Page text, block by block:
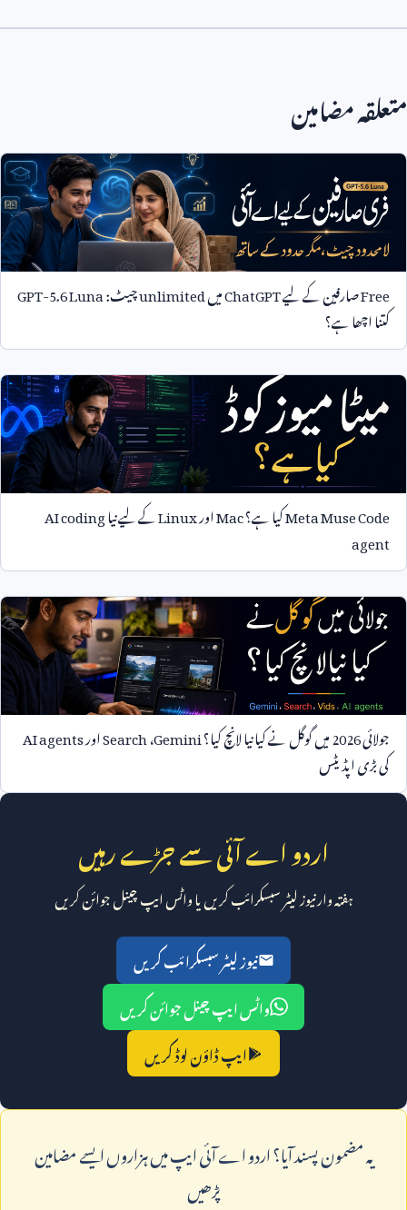
متعلقہ مضامین
Freeصارفین کے لیےChatGPTمیںunlimitedچیٹ:GPT-5.6 Luna
کتنا اچھا ہے؟
Meta Muse Codeکیا ہے؟MacاورLinuxکے لیے نیاAI coding
agent
جولائی2026میں گوگل نے کیا نیا لانچ کیا؟Gemini،SearchاورAI agents
کی بڑی اپڈیٹس
اردو اے آئی سے جڑے رہیں
ہفتہ وار نیوز لیٹر سبسکرائب کریں یا واٹس ایپ چینل جوائن کریں
نیوز لیٹر سبسکرائب کریں
واٹس ایپ چینل جوائن کریں
ایپ ڈاؤن لوڈ کریں
يہ مضمون پسند آيا؟ اردو اے آئی ايپ ميں ہزاروں ايسے مضامين
پڑھيں